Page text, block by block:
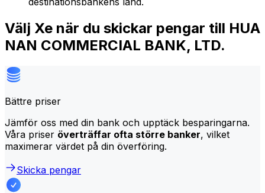
Välj Xe när du skickar pengar till HUA
NAN COMMERCIAL BANK, LTD.
Bättre priser
Jämför oss med din bank och upptäck besparingarna.
Våra priser överträffar ofta större banker, vilket
maximerar värdet på din överföring.
Skicka pengar